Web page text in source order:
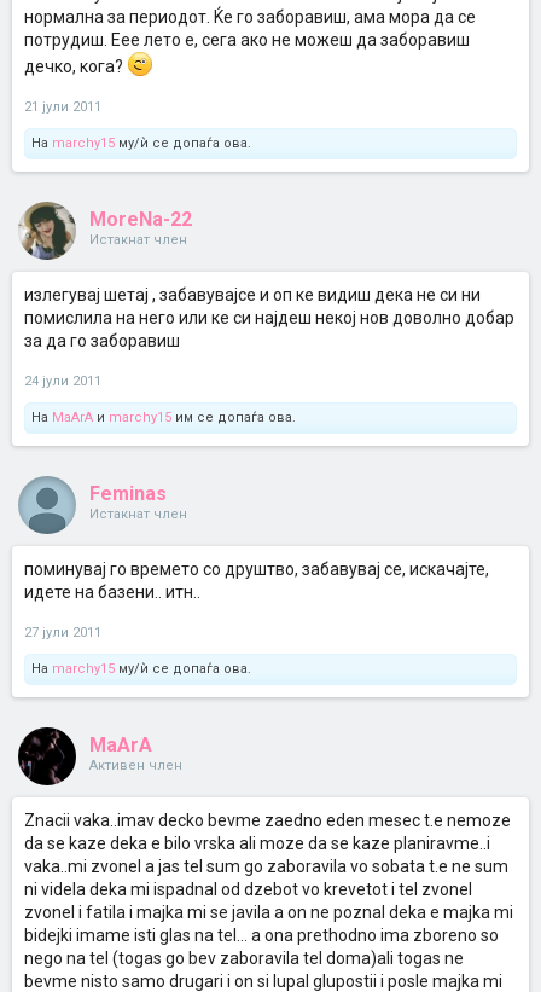
нормална за периодот. Ќе го заборавиш, ама мора да се
потрудиш. Еее лето е, сега ако не можеш да заборавиш
дечко, кога?
21 јули 2011
На marchy15 му/ѝ се допаѓа ова.
MoreNa-22
Истакнат член
излегувај шетај , забавувајсе и оп ке видиш дека не си ни
помислила на него или ке си најдеш некој нов доволно добар
за да го заборавиш
24 јули 2011
На MaArA и marchy15 им се допаѓа ова.
Feminas
Истакнат член
поминувај го времето со друштво, забавувај се, искачајте,
идете на базени.. итн..
27 јули 2011
На marchy15 му/ѝ се допаѓа ова.
MaArA
Активен член
Znacii vaka..imav decko bevme zaedno eden mesec t.e nemoze
da se kaze deka e bilo vrska ali moze da se kaze planiravme..i
vaka..mi zvonel a jas tel sum go zaboravila vo sobata t.e ne sum
ni videla deka mi ispadnal od dzebot vo krevetot i tel zvonel
zvonel i fatila i majka mi se javila a on ne poznal deka e majka mi
bidejki imame isti glas na tel... a ona prethodno ima zboreno so
nego na tel (togas go bev zaboravila tel doma)ali togas ne
bevme nisto samo drugari i on si lupal glupostii i posle majka mi